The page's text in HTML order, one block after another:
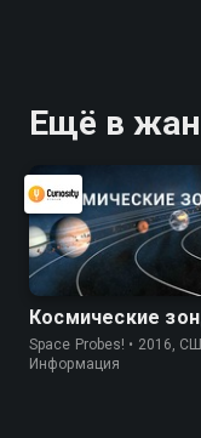
Ещё в
Космические
Space Probes! • 2016,
Информация